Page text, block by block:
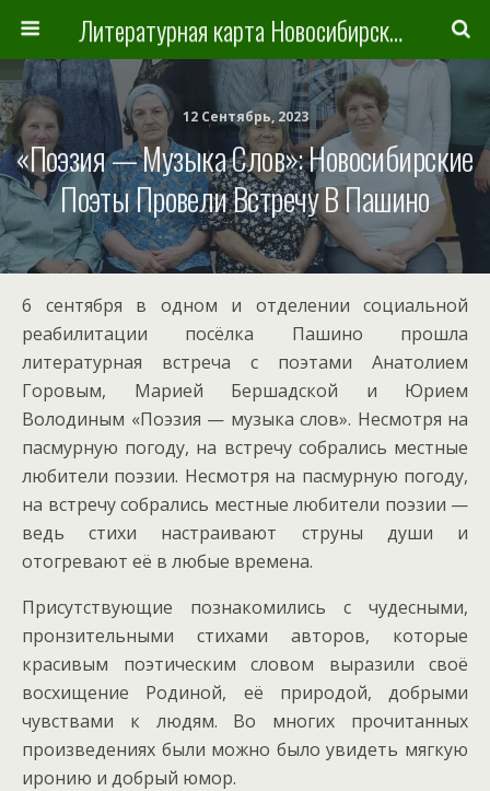
Литературная карта Новосибирска и Новосибирской области
12 Сентябрь, 2023
«Поэзия — Музыка Слов»: Новосибирские
Поэты Провели Встречу В Пашино
6 сентября в одном и отделении социальной
реабилитации посёлка Пашино прошла
литературная встреча с поэтами Анатолием
Горовым, Марией Бершадской и Юрием
Володиным «Поэзия — музыка слов». Несмотря на
пасмурную погоду, на встречу собрались местные
любители поэзии. Несмотря на пасмурную погоду,
на встречу собрались местные любители поэзии —
ведь стихи настраивают струны души и
отогревают её в любые времена.
Присутствующие познакомились с чудесными,
пронзительными стихами авторов, которые
красивым поэтическим словом выразили своё
восхищение Родиной, её природой, добрыми
чувствами к людям. Во многих прочитанных
произведениях были можно было увидеть мягкую
иронию и добрый юмор.